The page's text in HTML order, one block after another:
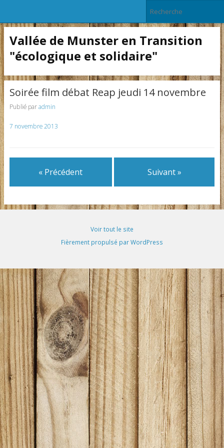
Vallée de Munster en Transition
"écologique et solidaire"
Soirée film débat Reap jeudi 14 novembre
Publié paradmin
7 novembre 2013
« Précédent Suivant »
Voir tout le site
Fièrement propulsé par WordPress